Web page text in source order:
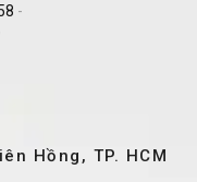
-
Hồng, TP. HCM